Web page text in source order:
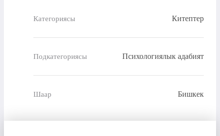
Категориясы Китептер
Подкатегориясы Психологиялык адабият
Шаар Бишкек